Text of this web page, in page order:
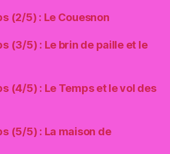
(2/5) : Le Couesnon
(3/5) : Le brin de paille et le
(4/5) : Le Temps et le vol des
(5/5) : La maison de